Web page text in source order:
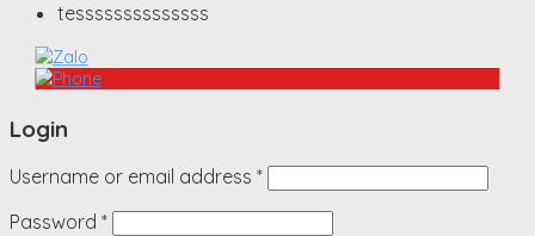
tessssssssssssss
Login
Username or email address *
Password *